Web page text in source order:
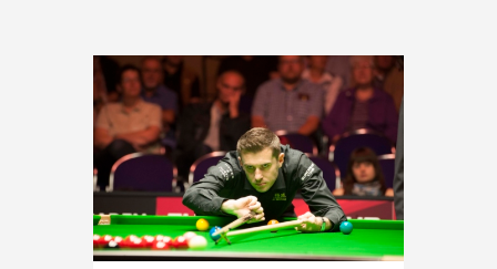
HOME
PR-Leistungen für Billard-
Events
Touch-Magazin